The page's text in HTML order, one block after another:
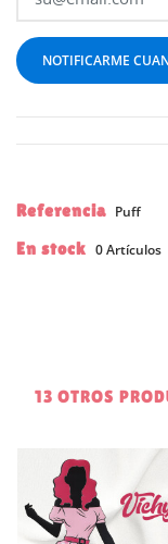
NOTIFICARME
Referencia Puff
En stock 0 Artículos
13 OTROS